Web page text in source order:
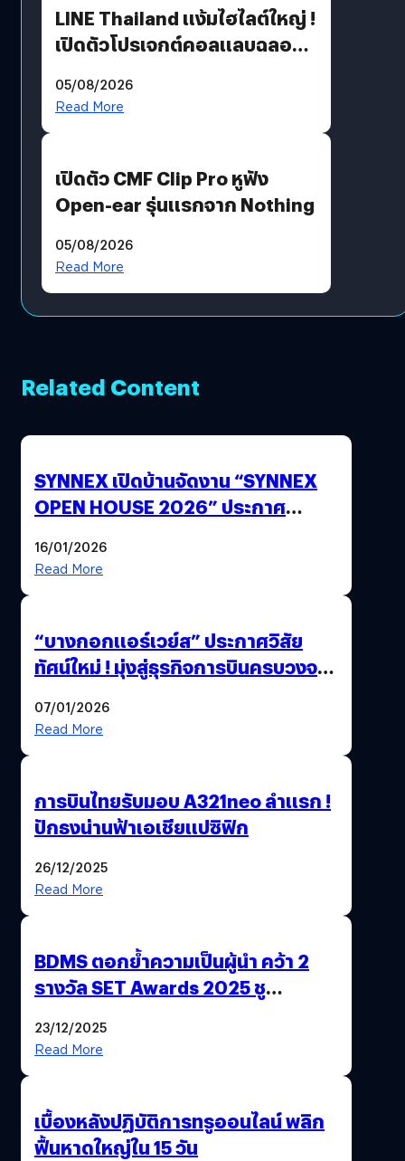
LINE Thailand แง้มไฮไลต์ใหญ่ !
เปิดตัวโปรเจกต์คอลแลบฉลอง
Moon x LINE FRIENDS
05/08/2026
Read More
เปิดตัว CMF Clip Pro หูฟัง
Open-ear รุ่นแรกจาก Nothing
05/08/2026
Read More
Related Content
SYNNEX เปิดบ้านจัดงาน “SYNNEX
OPEN HOUSE 2026” ประกาศ
ได้ 53,000 ล้านบาท
16/01/2026
Read More
“บางกอกแอร์เวย์ส” ประกาศวิสัย
ทัศน์ใหม่ ! มุ่งสู่ธุรกิจการบินครบวงจร
สังคม
07/01/2026
Read More
การบินไทยรับมอบ A321neo ลำแรก !
ปักธงน่านฟ้าเอเชียแปซิฟิก
26/12/2025
Read More
BDMS ตอกย้ำความเป็นผู้นำ คว้า 2
รางวัล SET Awards 2025 ชู
สุขภาพไทยสู่ความยั่งยืน
23/12/2025
Read More
เบื้องหลังปฏิบัติการทรูออนไลน์ พลิก
ฟื้นหาดใหญ่ใน 15 วัน